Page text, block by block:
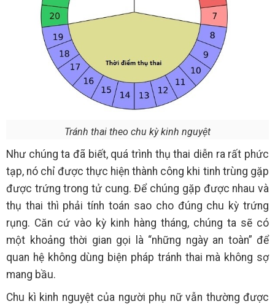
Tránh thai theo chu kỳ kinh nguyệt
Như chúng ta đã biết, quá trình thụ thai diễn ra rất phức
tạp, nó chỉ được thực hiện thành công khi tinh trùng gặp
được trứng trong tử cung. Để chúng gặp được nhau và
thụ thai thì phải tính toán sao cho đúng chu kỳ trứng
rụng. Căn cứ vào kỳ kinh hàng tháng, chúng ta sẽ có
một khoảng thời gian gọi là “những ngày an toàn” để
quan hệ không dùng biện pháp tránh thai mà không sợ
mang bầu.
Chu kì kinh nguyệt của người phụ nữ vẫn thường được